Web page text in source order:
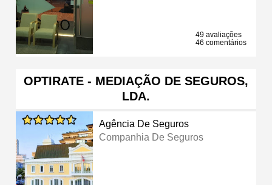
49 avaliações
46 comentários
OPTIRATE - MEDIAÇÃO DE SEGUROS,
LDA.
Agência De Seguros
Companhia De Seguros